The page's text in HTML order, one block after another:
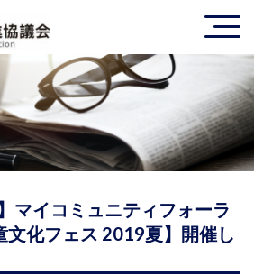
マイコミュニティフォーラ
文化フェス 2019夏】開催し